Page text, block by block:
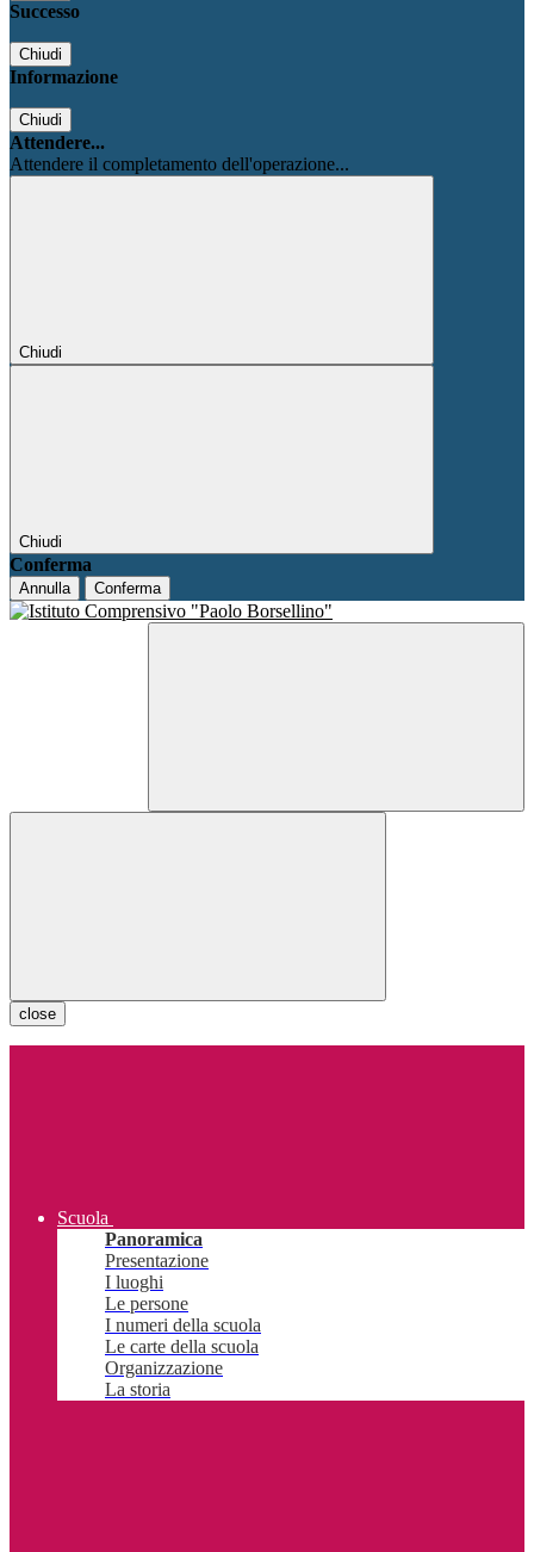
Successo
Chiudi
Informazione
Chiudi
Attendere...
Attendere il completamento dell'operazione...
Chiudi
Chiudi
Conferma
Annulla Conferma
close
Scuola
Panoramica
Presentazione
I luoghi
Le persone
I numeri della scuola
Le carte della scuola
Organizzazione
La storia